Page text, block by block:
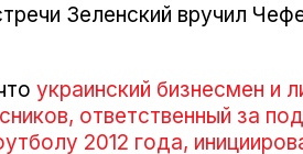
Зеленский вручил
украинский бизнесмен и
ответственный за
2012 года,